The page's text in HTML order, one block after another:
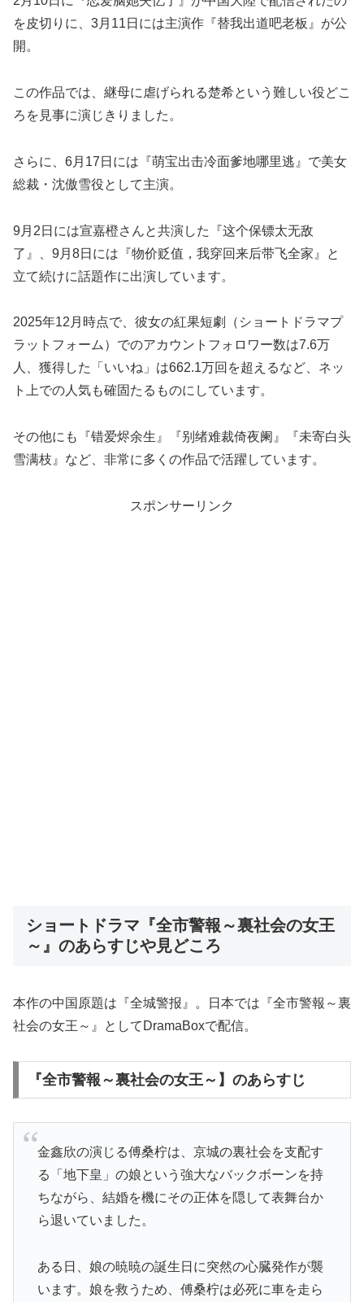
を皮切りに、3月11日には主演作『替我出道吧老板』が公
開。
この作品では、継母に虐げられる楚希という難しい役どこ
ろを見事に演じきりました。
さらに、6月17日には『萌宝出击冷面爹地哪里逃』で美女
総裁・沈傲雪役として主演。
9月2日には宣嘉橙さんと共演した『这个保镖太无敌
了』、9月8日には『物价贬值，我穿回来后带飞全家』と
立て続けに話題作に出演しています。
2025年12月時点で、彼女の紅果短劇（ショートドラマプ
ラットフォーム）でのアカウントフォロワー数は7.6万
人、獲得した「いいね」は662.1万回を超えるなど、ネッ
ト上での人気も確固たるものにしています。
その他にも『错爱烬余生』『别绪难裁倚夜阑』『未寄白头
雪满枝』など、非常に多くの作品で活躍しています。
スポンサーリンク
ショートドラマ『全市警報～裏社会の女王
～』のあらすじや見どころ
本作の中国原題は『全城警报』。日本では『全市警報～裏
社会の女王～』としてDramaBoxで配信。
『全市警報～裏社会の女王～】のあらすじ
金鑫欣の演じる傅桑柠は、京城の裏社会を支配す
る「地下皇」の娘という強大なバックボーンを持
ちながら、結婚を機にその正体を隠して表舞台か
ら退いていました。
ある日、娘の暁暁の誕生日に突然の心臓発作が襲
います。娘を救うため、傅桑柠は必死に車を走ら